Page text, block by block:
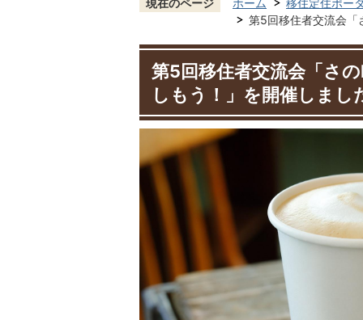
現在のページ ホーム
移住定住ポー
第5回移住者交流会「
第5回移住者交流会「さ
しもう！」を開催しまし